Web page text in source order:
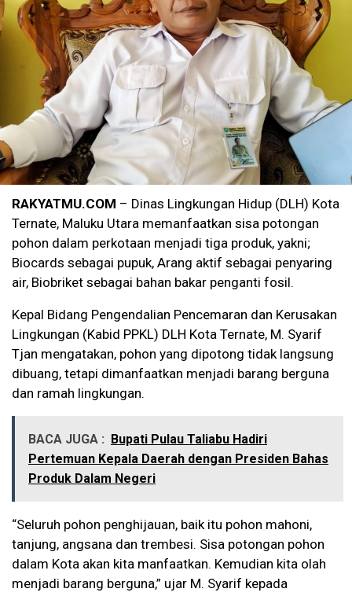
RAKYATMU.COM – Dinas Lingkungan Hidup (DLH) Kota
Ternate, Maluku Utara memanfaatkan sisa potongan
pohon dalam perkotaan menjadi tiga produk, yakni;
Biocards sebagai pupuk, Arang aktif sebagai penyaring
air, Biobriket sebagai bahan bakar penganti fosil.
Kepal Bidang Pengendalian Pencemaran dan Kerusakan
Lingkungan (Kabid PPKL) DLH Kota Ternate, M. Syarif
Tjan mengatakan, pohon yang dipotong tidak langsung
dibuang, tetapi dimanfaatkan menjadi barang berguna
dan ramah lingkungan.
BACA JUGA :
Bupati Pulau Taliabu Hadiri
Pertemuan Kepala Daerah dengan Presiden Bahas
Produk Dalam Negeri
“Seluruh pohon penghijauan, baik itu pohon mahoni,
tanjung, angsana dan trembesi. Sisa potongan pohon
dalam Kota akan kita manfaatkan. Kemudian kita olah
menjadi barang berguna,” ujar M. Syarif kepada